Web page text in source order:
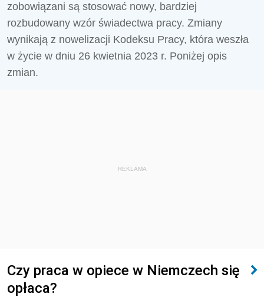
zobowiązani są stosować nowy, bardziej
rozbudowany wzór świadectwa pracy. Zmiany
wynikają z nowelizacji Kodeksu Pracy, która weszła
w życie w dniu 26 kwietnia 2023 r. Poniżej opis
zmian.
REKLAMA
Czy praca w opiece w Niemczech się
opłaca?